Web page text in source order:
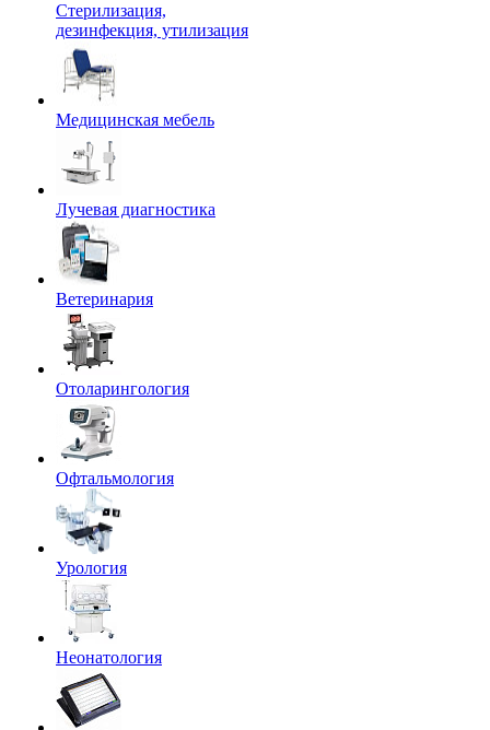
Стерилизация,
дезинфекция, утилизация
Медицинская мебель
Лучевая диагностика
Ветеринария
Отоларингология
Офтальмология
Урология
Неонатология